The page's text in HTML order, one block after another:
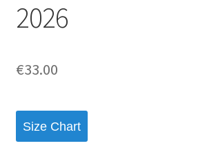
2026
€33.00
Size Chart